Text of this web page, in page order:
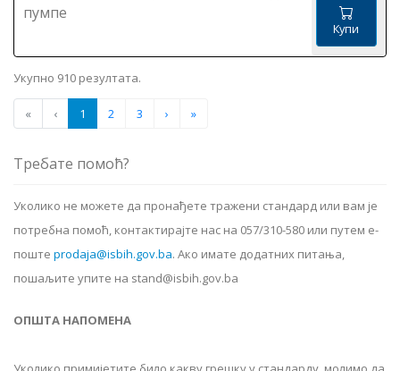
пумпе
Купи
Укупно 910 резултата.
« ‹ 1 2 3 › »
Требате помоћ?
Уколико не можете да пронађете тражени стандард или вам је
потребна помоћ, контактирајте нас на 057/310-580 или путем е-
поште prodaja@isbih.gov.ba. Ако имате додатних питања,
пошаљите упите на stand@isbih.gov.ba
ОПШТА НАПОМЕНА